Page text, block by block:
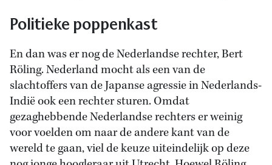
Politieke poppenkast
En dan was er nog de Nederlandse rechter, Bert
Röling. Nederland mocht als een van de
slachtoffers van de Japanse agressie in Nederlands-
Indië ook een rechter sturen. Omdat
gezaghebbende Nederlandse rechters er weinig
voor voelden om naar de andere kant van de
wereld te gaan, viel de keuze uiteindelijk op deze